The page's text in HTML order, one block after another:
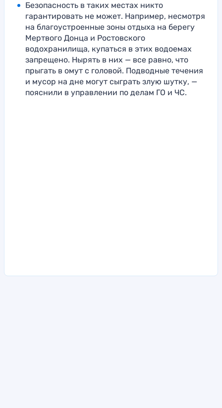
Безопасность в таких местах никто
гарантировать не может. Например, несмотря
на благоустроенные зоны отдыха на берегу
Мертвого Донца и Ростовского
водохранилища, купаться в этих водоемах
запрещено. Нырять в них — все равно, что
прыгать в омут с головой. Подводные течения
и мусор на дне могут сыграть злую шутку, —
пояснили в управлении по делам ГО и ЧС.